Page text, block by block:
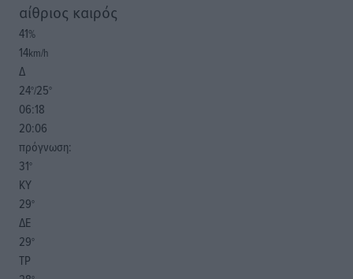
αίθριος καιρός
41%
14km/h
Δ
24°/25°
06:18
20:06
πρόγνωση:
31°
ΚΥ
29°
ΔΕ
29°
ΤΡ